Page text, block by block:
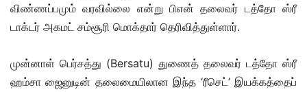
விண்ணப்பமும் வரவில்லை என்று பிஎன் தலைவர் டத்தோ ஸ்ரீ
டாக்டர் அகமட் சம்சூரி மொக்தார் தெரிவித்துள்ளார்.
முன்னாள் பெர்சத்து (Bersatu) துணைத் தலைவர் டத்தோ ஸ்ரீ
ஹம்சா ஜைனுடின் தலைமையிலான இந்த ‘ரீசெட்’ இயக்கத்தைப்